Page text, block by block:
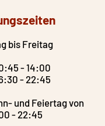
bis Freitag
- 14:00
- 22:45
und Feiertag von
- 22:45